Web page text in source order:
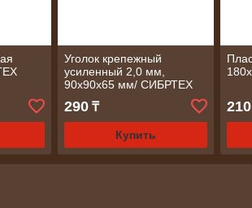
Уголок крепежный
усиленный 2,0 мм,
90x90x65 мм/ СИБРТЕХ
290₸
Купить
210